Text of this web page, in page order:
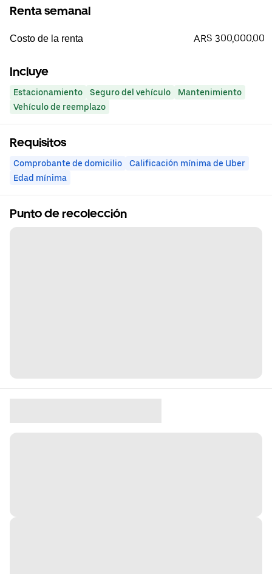
Renta semanal
Costo de la renta ARS 300,000.00
Incluye
Estacionamiento Seguro del vehículo
Mantenimiento
Vehículo de reemplazo
Requisitos
Comprobante de domicilio
Calificación mínima de Uber
Edad mínima
Punto de recolección